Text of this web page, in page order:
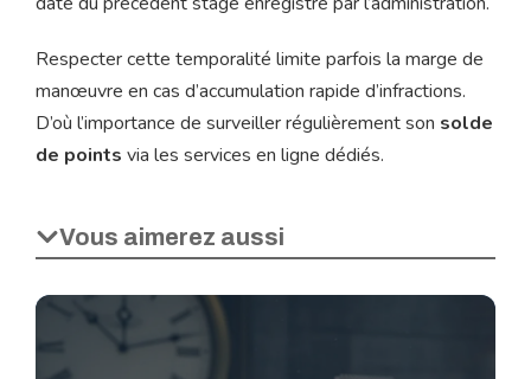
Respecter cette temporalité limite parfois la marge de
manœuvre en cas d’accumulation rapide d’infractions.
D’où l’importance de surveiller régulièrement son solde
de points via les services en ligne dédiés.
Vous aimerez aussi